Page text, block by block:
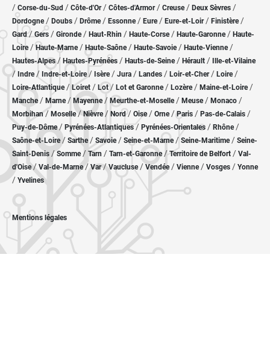
/ Corse-du-Sud / Côte-d'Or / Côtes-d'Armor/ Creuse/ Deux Sèvres /
Dordogne/ Doubs / Drôme/ Essonne / Eure/ Eure-et-Loir / Finistère/
Gard/Gers / Gironde/ Haut-Rhin / Haute-Corse/ Haute-Garonne/ Haute-
Loire/Haute-Marne/ Haute-Saône/ Haute-Savoie/ Haute-Vienne/
Hautes-Alpes/ Hautes-Pyrénées / Hauts-de-Seine/ Hérault / Ille-et-Vilaine
/ Indre/ Indre-et-Loire/ Isère/ Jura / Landes / Loir-et-Cher/ Loire/
Loire-Atlantique/ Loiret / Lot/ Lot et Garonne/ Lozère / Maine-et-Loire/
Manche/ Marne/ Mayenne/ Meurthe-et-Moselle/ Meuse/ Monaco /
Morbihan/ Moselle/ Nièvre / Nord/ Oise / Orne/Paris / Pas-de-Calais /
Puy-de-Dôme/ Pyrénées-Atlantiques / Pyrénées-Orientales / Rhône/
Saône-et-Loire/ Sarthe/ Savoie/ Seine-et-Marne/ Seine-Maritime/ Seine-
Saint-Denis /Somme/ Tarn / Tarn-et-Garonne/Territoire de Belfort / Val-
d'Oise/ Val-de-Marne/Var/Vaucluse/ Vendée/ Vienne/ Vosges / Yonne
/ Yvelines
Mentions légales